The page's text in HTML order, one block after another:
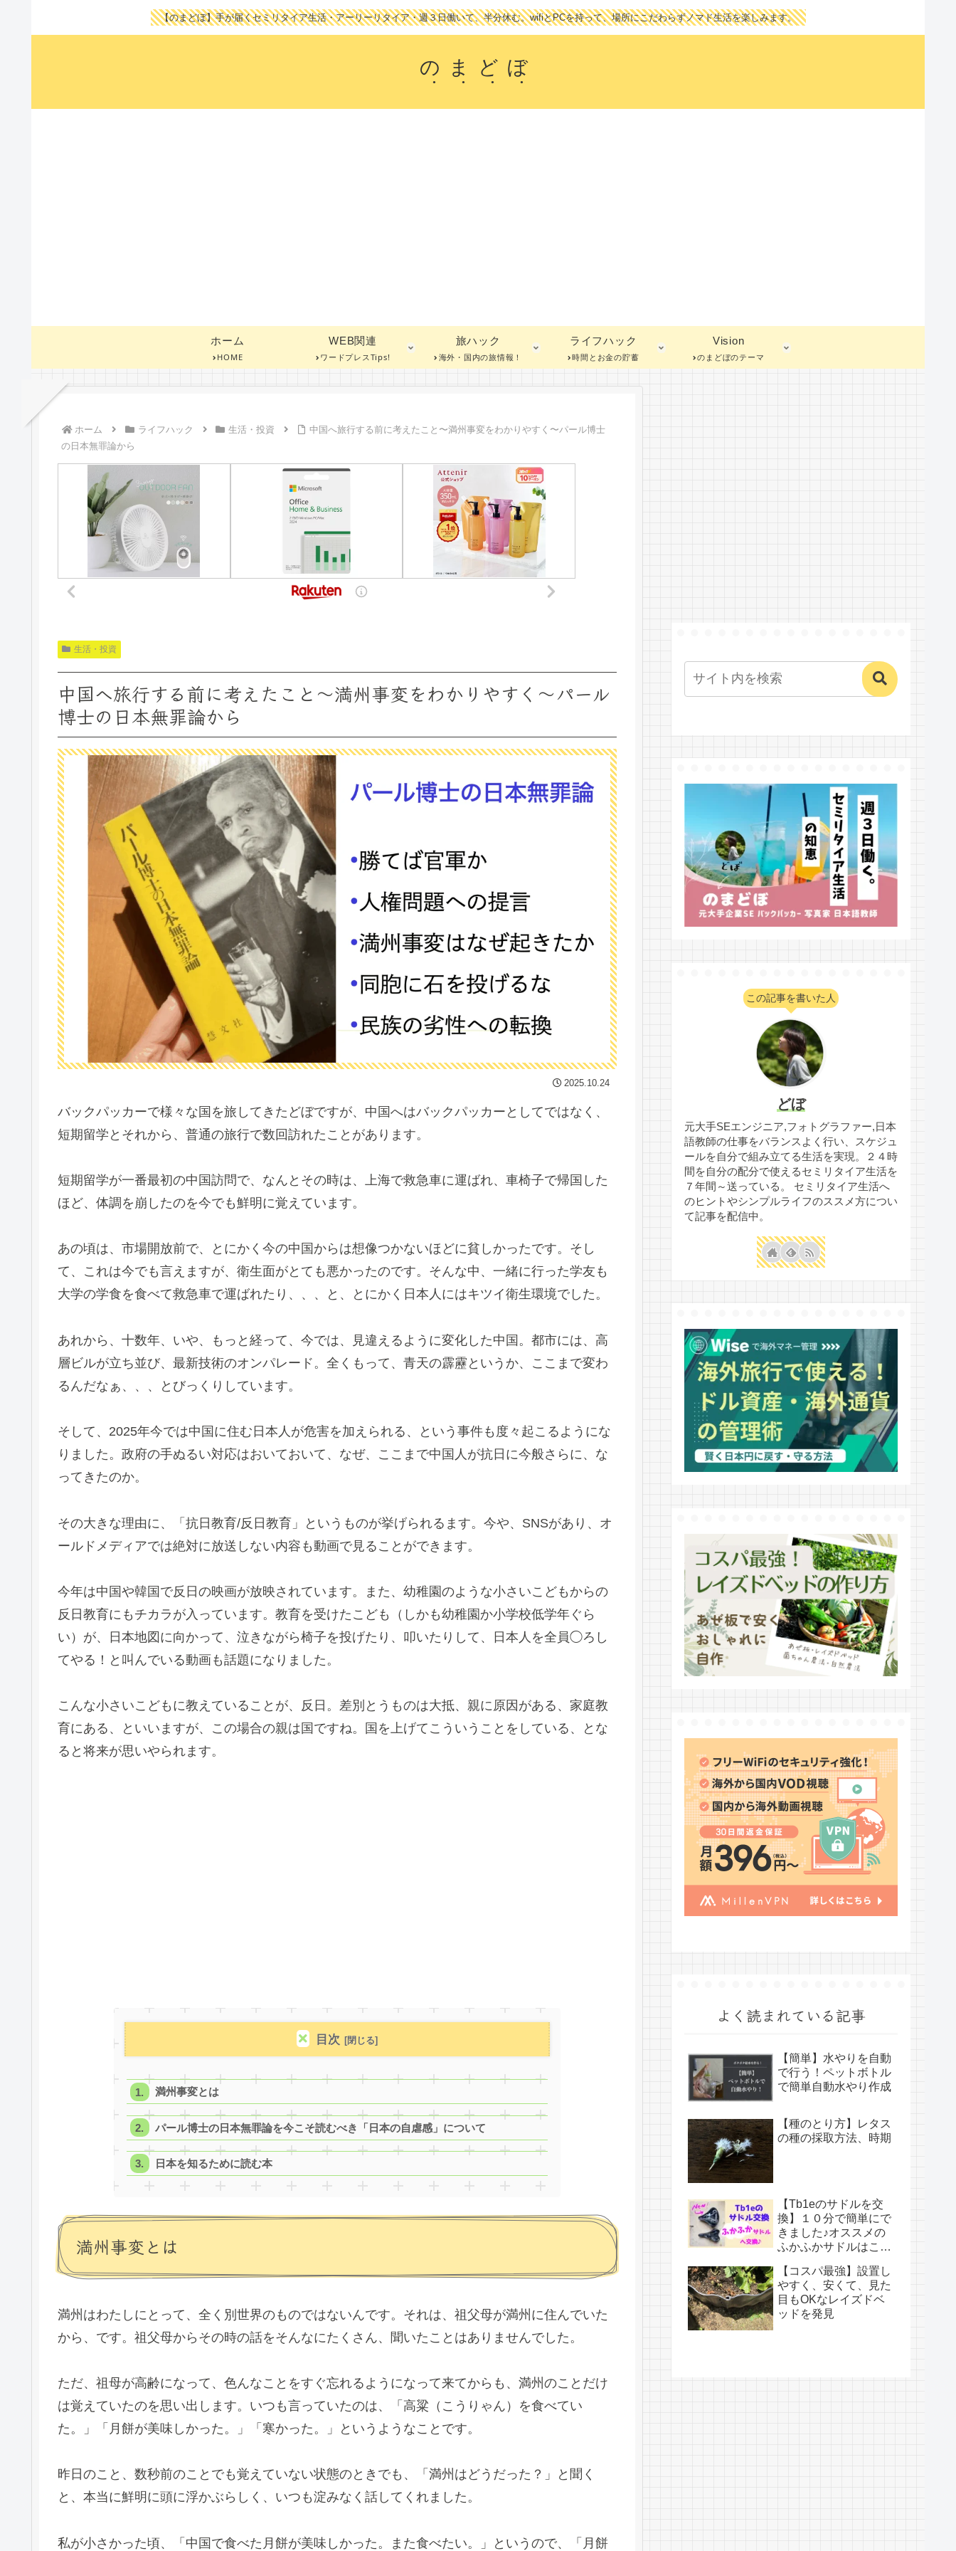
【のまどぼ】手が届くセミリタイア生活・アーリーリタイア・週３日働いて、半分休む。wifiとPCを持って、場所にこだわらずノマド生活を楽しみます。
のまどぼ
ホーム
HOME
WEB関連
ワードプレスTips!
旅ハック
海外・国内の旅情報！
ライフハック
時間とお金の貯蓄
Vision
のまどぼのテーマ
ホーム ライフハック 生活・投資
中国へ旅行する前に考えたこと〜満州事変をわかりやすく〜パール博士
の日本無罪論から
生活・投資
中国へ旅行する前に考えたこと〜満州事変をわかりやすく〜パール
博士の日本無罪論から
2025.10.24
バックパッカーで様々な国を旅してきたどぼですが、中国へはバックパッカーとしてではなく、
短期留学とそれから、普通の旅行で数回訪れたことがあります。
短期留学が一番最初の中国訪問で、なんとその時は、上海で救急車に運ばれ、車椅子で帰国した
ほど、体調を崩したのを今でも鮮明に覚えています。
あの頃は、市場開放前で、とにかく今の中国からは想像つかないほどに貧しかったです。そし
て、これは今でも言えますが、衛生面がとても悪かったのです。そんな中、一緒に行った学友も
大学の学食を食べて救急車で運ばれたり、、、と、とにかく日本人にはキツイ衛生環境でした。
あれから、十数年、いや、もっと経って、今では、見違えるように変化した中国。都市には、高
層ビルが立ち並び、最新技術のオンパレード。全くもって、青天の霹靂というか、ここまで変わ
るんだなぁ、、、とびっくりしています。
そして、2025年今では中国に住む日本人が危害を加えられる、という事件も度々起こるようにな
りました。政府の手ぬるい対応はおいておいて、なぜ、ここまで中国人が抗日に今般さらに、な
ってきたのか。
その大きな理由に、「抗日教育/反日教育」というものが挙げられるます。今や、SNSがあり、オ
ールドメディアでは絶対に放送しない内容も動画で見ることができます。
今年は中国や韓国で反日の映画が放映されています。また、幼稚園のような小さいこどもからの
反日教育にもチカラが入っています。教育を受けたこども（しかも幼稚園か小学校低学年ぐら
い）が、日本地図に向かって、泣きながら椅子を投げたり、叩いたりして、日本人を全員◯ろし
てやる！と叫んでいる動画も話題になりました。
こんな小さいこどもに教えていることが、反日。差別とうものは大抵、親に原因がある、家庭教
育にある、といいますが、この場合の親は国ですね。国を上げてこういうことをしている、とな
ると将来が思いやられます。
目次
満州事変とは
パール博士の日本無罪論を今こそ読むべき「日本の自虐感」について
日本を知るために読む本
満州事変とは
満州はわたしにとって、全く別世界のものではないんです。それは、祖父母が満州に住んでいた
から、です。祖父母からその時の話をそんなにたくさん、聞いたことはありませんでした。
ただ、祖母が高齢になって、色んなことをすぐ忘れるようになって来てからも、満州のことだけ
は覚えていたのを思い出します。いつも言っていたのは、「高粱（こうりゃん）を食べてい
た。」「月餅が美味しかった。」「寒かった。」というようなことです。
昨日のこと、数秒前のことでも覚えていない状態のときでも、「満州はどうだった？」と聞く
と、本当に鮮明に頭に浮かぶらしく、いつも淀みなく話してくれました。
私が小さかった頃、「中国で食べた月餅が美味しかった。また食べたい。」というので、「月餅
この記事を書いた人
どぼ
元大手SEエンジニア,フォトグラファー,日本
語教師の仕事をバランスよく行い、スケジュ
ールを自分で組み立てる生活を実現。２４時
間を自分の配分で使えるセミリタイア生活を
７年間～送っている。 セミリタイア生活へ
のヒントやシンプルライフのススメ方につい
て記事を配信中。
よく読まれている記事
【簡単】水やりを自動
で行う！ペットボトル
で簡単自動水やり作成
【種のとり方】レタス
の種の採取方法、時期
【Tb1eのサドルを交
換】１０分で簡単にで
きました♪オススメの
ふかふかサドルはこち
【コスパ最強】設置し
やすく、安くて、見た
目もOKなレイズドベ
ッドを発見